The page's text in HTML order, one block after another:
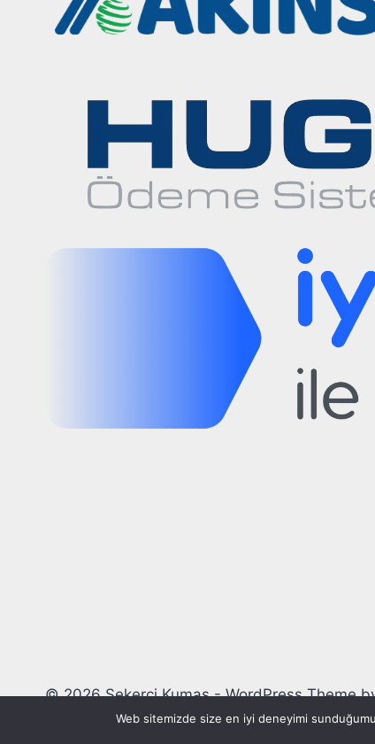
© 2026 Şekerci Kumaş - WordPress Theme
Kadence WPWeb sitemizde size en iyi deneyimi